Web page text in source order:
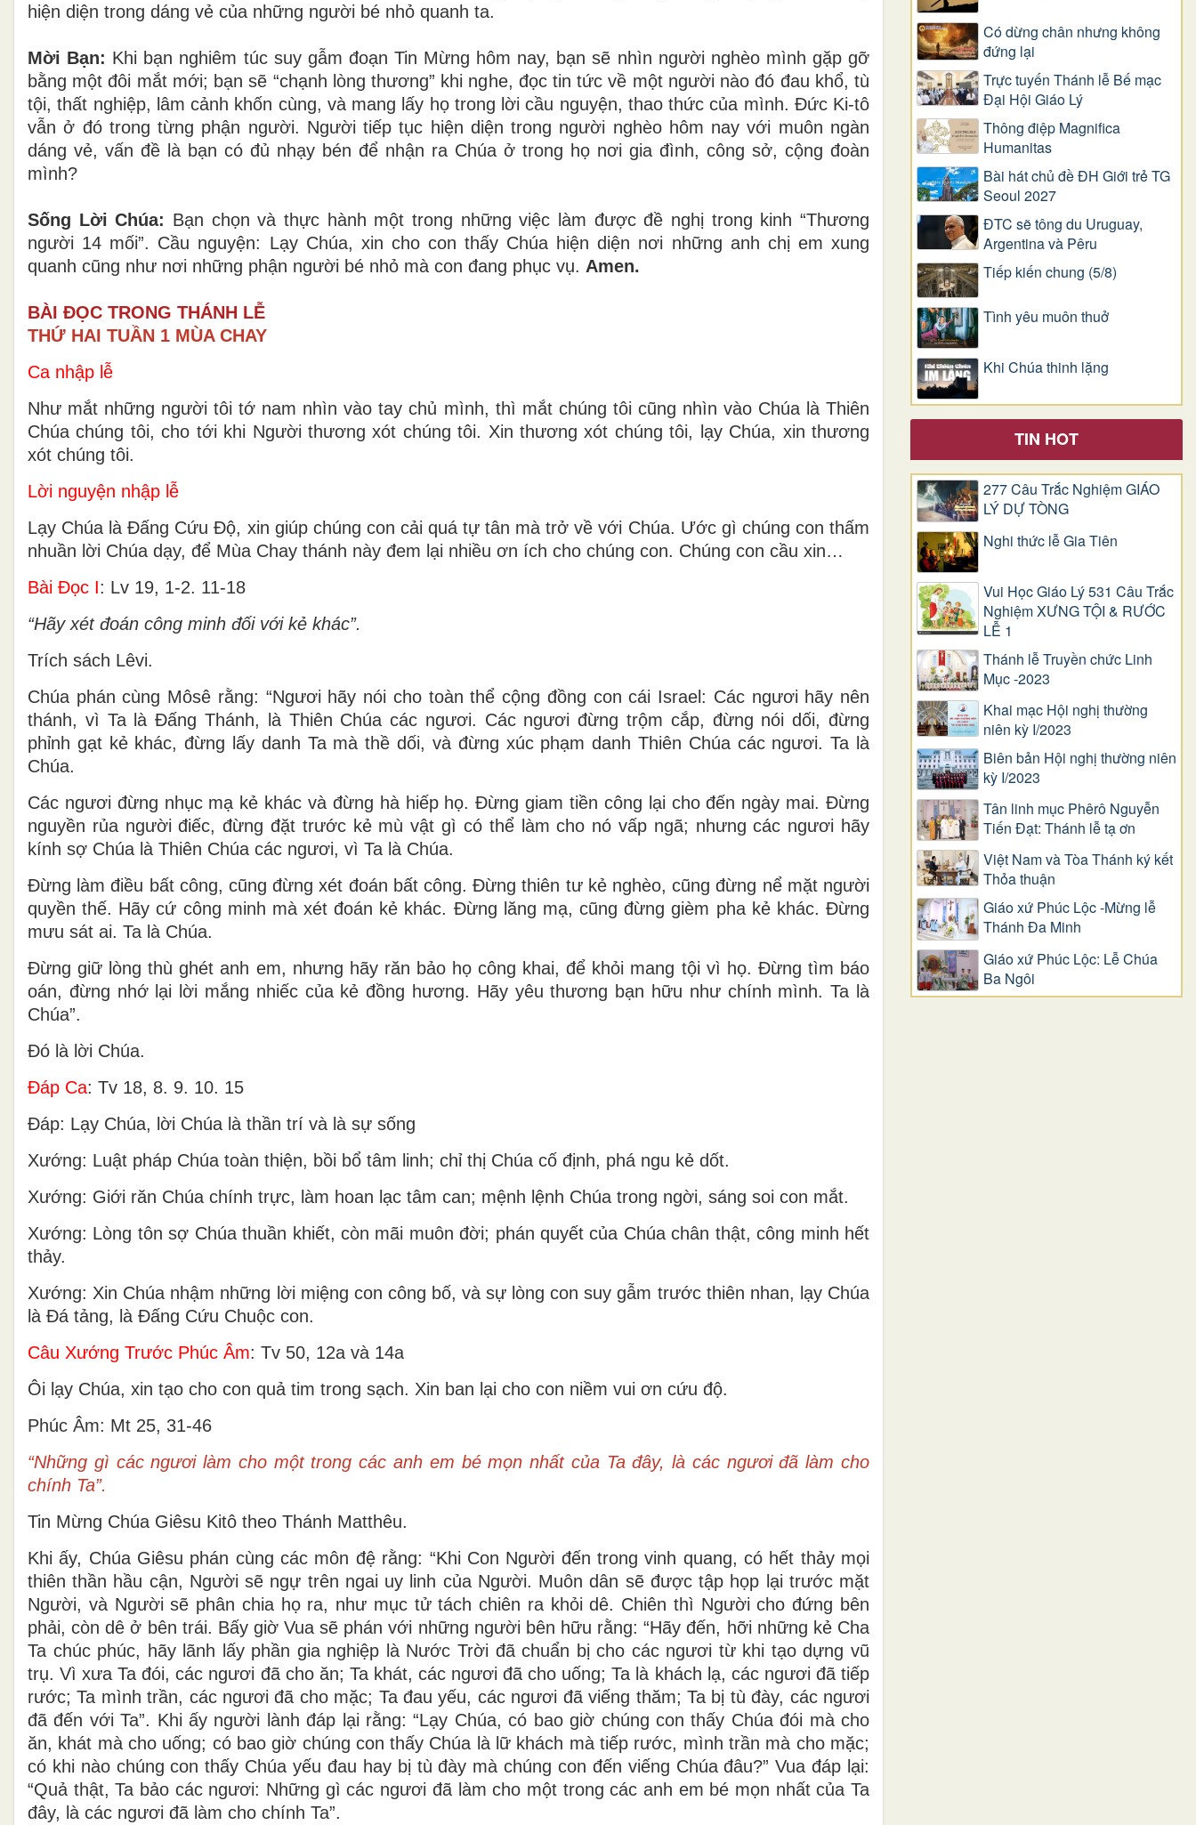
hiện diện trong dáng vẻ của những người bé nhỏ quanh ta.
Mời Bạn: Khi bạn nghiêm túc suy gẫm đoạn Tin Mừng hôm nay, bạn sẽ nhìn người nghèo mình gặp gỡ
bằng một đôi mắt mới; bạn sẽ “chạnh lòng thương” khi nghe, đọc tin tức về một người nào đó đau khổ, tù
tội, thất nghiệp, lâm cảnh khốn cùng, và mang lấy họ trong lời cầu nguyện, thao thức của mình. Đức Ki-tô
vẫn ở đó trong từng phận người. Người tiếp tục hiện diện trong người nghèo hôm nay với muôn ngàn
dáng vẻ, vấn đề là bạn có đủ nhạy bén để nhận ra Chúa ở trong họ nơi gia đình, công sở, cộng đoàn
mình?
Sống Lời Chúa: Bạn chọn và thực hành một trong những việc làm được đề nghị trong kinh “Thương
người 14 mối”. Cầu nguyện: Lạy Chúa, xin cho con thấy Chúa hiện diện nơi những anh chị em xung
quanh cũng như nơi những phận người bé nhỏ mà con đang phục vụ. Amen.
BÀI ĐỌC TRONG THÁNH LỄ
THỨ HAI TUẦN 1 MÙA CHAY
Ca nhập lễ
Như mắt những người tôi tớ nam nhìn vào tay chủ mình, thì mắt chúng tôi cũng nhìn vào Chúa là Thiên
Chúa chúng tôi, cho tới khi Người thương xót chúng tôi. Xin thương xót chúng tôi, lạy Chúa, xin thương
xót chúng tôi.
Lời nguyện nhập lễ
Lạy Chúa là Ðấng Cứu Ðộ, xin giúp chúng con cải quá tự tân mà trở về với Chúa. Ước gì chúng con thấm
nhuần lời Chúa dạy, để Mùa Chay thánh này đem lại nhiều ơn ích cho chúng con. Chúng con cầu xin…
Bài Ðọc I: Lv 19, 1-2. 11-18
“Hãy xét đoán công minh đối với kẻ khác”.
Trích sách Lêvi.
Chúa phán cùng Môsê rằng: “Ngươi hãy nói cho toàn thể cộng đồng con cái Israel: Các ngươi hãy nên
thánh, vì Ta là Ðấng Thánh, là Thiên Chúa các ngươi. Các ngươi đừng trộm cắp, đừng nói dối, đừng
phỉnh gạt kẻ khác, đừng lấy danh Ta mà thề dối, và đừng xúc phạm danh Thiên Chúa các ngươi. Ta là
Chúa.
Các ngươi đừng nhục mạ kẻ khác và đừng hà hiếp họ. Ðừng giam tiền công lại cho đến ngày mai. Ðừng
nguyền rủa người điếc, đừng đặt trước kẻ mù vật gì có thể làm cho nó vấp ngã; nhưng các ngươi hãy
kính sợ Chúa là Thiên Chúa các ngươi, vì Ta là Chúa.
Ðừng làm điều bất công, cũng đừng xét đoán bất công. Ðừng thiên tư kẻ nghèo, cũng đừng nể mặt người
quyền thế. Hãy cứ công minh mà xét đoán kẻ khác. Ðừng lăng mạ, cũng đừng gièm pha kẻ khác. Ðừng
mưu sát ai. Ta là Chúa.
Ðừng giữ lòng thù ghét anh em, nhưng hãy răn bảo họ công khai, để khỏi mang tội vì họ. Ðừng tìm báo
oán, đừng nhớ lại lời mắng nhiếc của kẻ đồng hương. Hãy yêu thương bạn hữu như chính mình. Ta là
Chúa”.
Ðó là lời Chúa.
Ðáp Ca: Tv 18, 8. 9. 10. 15
Ðáp: Lạy Chúa, lời Chúa là thần trí và là sự sống
Xướng: Luật pháp Chúa toàn thiện, bồi bổ tâm linh; chỉ thị Chúa cố định, phá ngu kẻ dốt.
Xướng: Giới răn Chúa chính trực, làm hoan lạc tâm can; mệnh lệnh Chúa trong ngời, sáng soi con mắt.
Xướng: Lòng tôn sợ Chúa thuần khiết, còn mãi muôn đời; phán quyết của Chúa chân thật, công minh hết
thảy.
Xướng: Xin Chúa nhậm những lời miệng con công bố, và sự lòng con suy gẫm trước thiên nhan, lạy Chúa
là Ðá tảng, là Ðấng Cứu Chuộc con.
Câu Xướng Trước Phúc Âm: Tv 50, 12a và 14a
Ôi lạy Chúa, xin tạo cho con quả tim trong sạch. Xin ban lại cho con niềm vui ơn cứu độ.
Phúc Âm: Mt 25, 31-46
“Những gì các ngươi làm cho một trong các anh em bé mọn nhất của Ta đây, là các ngươi đã làm cho
chính Ta”.
Tin Mừng Chúa Giêsu Kitô theo Thánh Matthêu.
Khi ấy, Chúa Giêsu phán cùng các môn đệ rằng: “Khi Con Người đến trong vinh quang, có hết thảy mọi
thiên thần hầu cận, Người sẽ ngự trên ngai uy linh của Người. Muôn dân sẽ được tập họp lại trước mặt
Người, và Người sẽ phân chia họ ra, như mục tử tách chiên ra khỏi dê. Chiên thì Người cho đứng bên
phải, còn dê ở bên trái. Bấy giờ Vua sẽ phán với những người bên hữu rằng: “Hãy đến, hỡi những kẻ Cha
Ta chúc phúc, hãy lãnh lấy phần gia nghiệp là Nước Trời đã chuẩn bị cho các ngươi từ khi tạo dựng vũ
trụ. Vì xưa Ta đói, các ngươi đã cho ăn; Ta khát, các ngươi đã cho uống; Ta là khách lạ, các ngươi đã tiếp
rước; Ta mình trần, các ngươi đã cho mặc; Ta đau yếu, các ngươi đã viếng thăm; Ta bị tù đày, các ngươi
đã đến với Ta”. Khi ấy người lành đáp lại rằng: “Lạy Chúa, có bao giờ chúng con thấy Chúa đói mà cho
ăn, khát mà cho uống; có bao giờ chúng con thấy Chúa là lữ khách mà tiếp rước, mình trần mà cho mặc;
có khi nào chúng con thấy Chúa yếu đau hay bị tù đày mà chúng con đến viếng Chúa đâu?” Vua đáp lại:
“Quả thật, Ta bảo các ngươi: Những gì các ngươi đã làm cho một trong các anh em bé mọn nhất của Ta
đây, là các ngươi đã làm cho chính Ta”.
Có dừng chân nhưng không
đứng lại
Trực tuyến Thánh lễ Bế mạc
Đại Hội Giáo Lý
Thông điệp Magnifica
Humanitas
Bài hát chủ đề ĐH Giới trẻ TG
Seoul 2027
ĐTC sẽ tông du Uruguay,
Argentina và Pêru
Tiếp kiến chung (5/8)
Tình yêu muôn thuở
Khi Chúa thinh lặng
TIN HOT
277 Câu Trắc Nghiệm GIÁO
LÝ DỰ TÒNG
Nghi thức lễ Gia Tiên
Vui Học Giáo Lý 531 Câu Trắc
Nghiệm XƯNG TỘI & RƯỚC
LỄ 1
Thánh lễ Truyền chức Linh
Mục -2023
Khai mạc Hội nghị thường
niên kỳ I/2023
Biên bản Hội nghị thường niên
kỳ I/2023
Tân linh mục Phêrô Nguyễn
Tiến Đạt: Thánh lễ tạ ơn
Việt Nam và Tòa Thánh ký kết
Thỏa thuận
Giáo xứ Phúc Lộc -Mừng lễ
Thánh Đa Minh
Giáo xứ Phúc Lộc: Lễ Chúa
Ba Ngôi